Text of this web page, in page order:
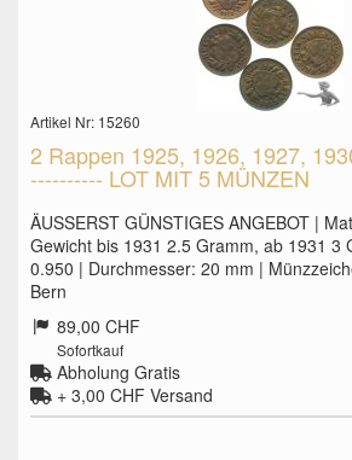
Artikel Nr: 15260
2 Rappen 1925, 1926, 1927,
---------- LOT MIT 5 MÜNZEN
ÄUSSERST GÜNSTIGES ANGEBOT |
Gewicht bis 1931 2.5 Gramm, ab 1931 3
0.950 | Durchmesser: 20 mm |
Bern
89,00 CHF
Sofortkauf
Abholung Gratis
+ 3,00 CHF Versand